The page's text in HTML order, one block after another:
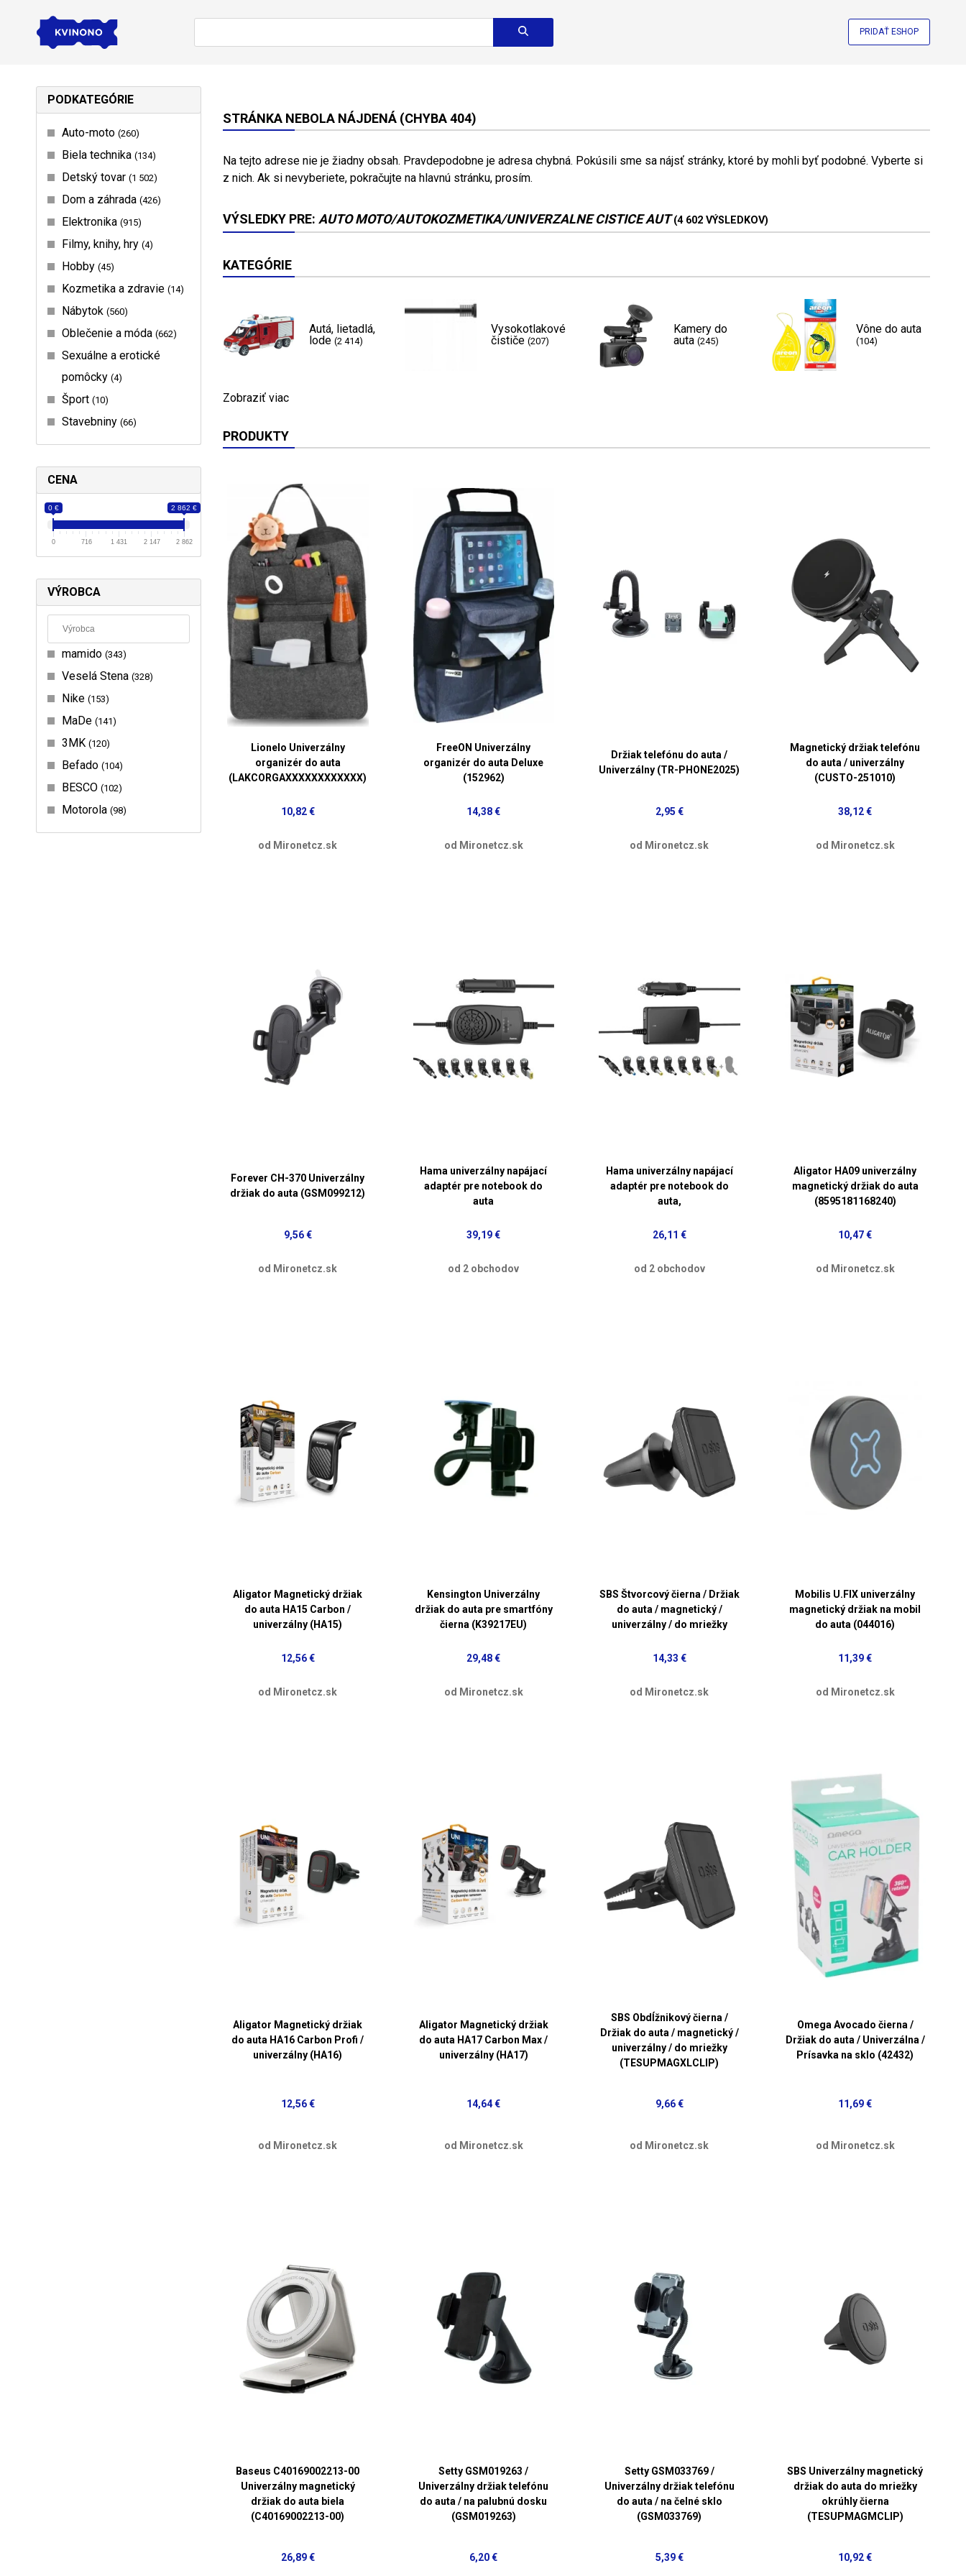
PRIDAŤ ESHOP
PODKATEGÓRIE
Auto-moto 260
Biela technika 134
Detský tovar 1 502
Dom a záhrada 426
Elektronika 915
Filmy, knihy, hry 4
Hobby 45
Kozmetika a zdravie 14
Nábytok 560
Oblečenie a móda 662
Sexuálne a erotické
pomôcky 4
Šport 10
Stavebniny 66
CENA
0 € 2 862 €
0 716 1 431 2 147 2 862
VÝROBCA
mamido 343
Veselá Stena 328
Nike 153
MaDe 141
3MK 120
Befado 104
BESCO 102
Motorola 98
STRÁNKA NEBOLA NÁJDENÁ (CHYBA 404)
Na tejto adrese nie je žiadny obsah. Pravdepodobne je adresa chybná. Pokúsili sme sa nájsť stránky, ktoré by mohli byť podobné. Vyberte si
z nich. Ak si nevyberiete, pokračujte na hlavnú stránku, prosím.
VÝSLEDKY PRE: AUTO MOTO/AUTOKOZMETIKA/UNIVERZALNE CISTICE AUT (4 602 VÝSLEDKOV)
KATEGÓRIE
Autá, lietadlá,
lode (2 414)
Vysokotlakové
čističe(207)
Kamery do
auta(245)
Vône do auta
(104)
Zobraziť viac
PRODUKTY
Lionelo Univerzálny
organizér do auta
(LAKCORGAXXXXXXXXXXXX)
10,82 €
od Mironetcz.sk
FreeON Univerzálny
organizér do auta Deluxe
(152962)
14,38 €
od Mironetcz.sk
Držiak telefónu do auta /
Univerzálny (TR-PHONE2025)
2,95 €
od Mironetcz.sk
Magnetický držiak telefónu
do auta / univerzálny
(CUSTO-251010)
38,12 €
od Mironetcz.sk
Forever CH-370 Univerzálny
držiak do auta (GSM099212)
9,56 €
od Mironetcz.sk
Hama univerzálny napájací
adaptér pre notebook do
auta
39,19 €
od 2 obchodov
Hama univerzálny napájací
adaptér pre notebook do
auta,
26,11 €
od 2 obchodov
Aligator HA09 univerzálny
magnetický držiak do auta
(8595181168240)
10,47 €
od Mironetcz.sk
Aligator Magnetický držiak
do auta HA15 Carbon /
univerzálny (HA15)
12,56 €
od Mironetcz.sk
Kensington Univerzálny
držiak do auta pre smartfóny
čierna (K39217EU)
29,48 €
od Mironetcz.sk
SBS Štvorcový čierna / Držiak
do auta / magnetický /
univerzálny / do mriežky
14,33 €
od Mironetcz.sk
Mobilis U.FIX univerzálny
magnetický držiak na mobil
do auta (044016)
11,39 €
od Mironetcz.sk
Aligator Magnetický držiak
do auta HA16 Carbon Profi /
univerzálny (HA16)
12,56 €
od Mironetcz.sk
Aligator Magnetický držiak
do auta HA17 Carbon Max /
univerzálny (HA17)
14,64 €
od Mironetcz.sk
SBS Obdĺžnikový čierna /
Držiak do auta / magnetický /
univerzálny / do mriežky
(TESUPMAGXLCLIP)
9,66 €
od Mironetcz.sk
Omega Avocado čierna /
Držiak do auta / Univerzálna /
Prísavka na sklo (42432)
11,69 €
od Mironetcz.sk
Baseus C40169002213-00
Univerzálny magnetický
držiak do auta biela
(C40169002213-00)
26,89 €
Setty GSM019263 /
Univerzálny držiak telefónu
do auta / na palubnú dosku
(GSM019263)
6,20 €
Setty GSM033769 /
Univerzálny držiak telefónu
do auta / na čelné sklo
(GSM033769)
5,39 €
SBS Univerzálny magnetický
držiak do auta do mriežky
okrúhly čierna
(TESUPMAGMCLIP)
10,92 €